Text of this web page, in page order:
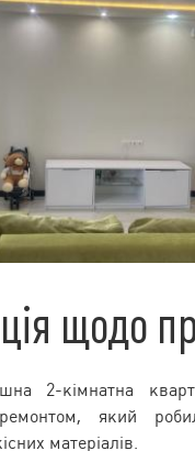
щодо
2-кімнатна
ремонтом, який
матеріалів.